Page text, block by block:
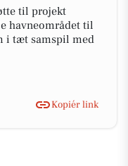
til projekt
havneområdet til
i tæt samspil med
Kopiér link